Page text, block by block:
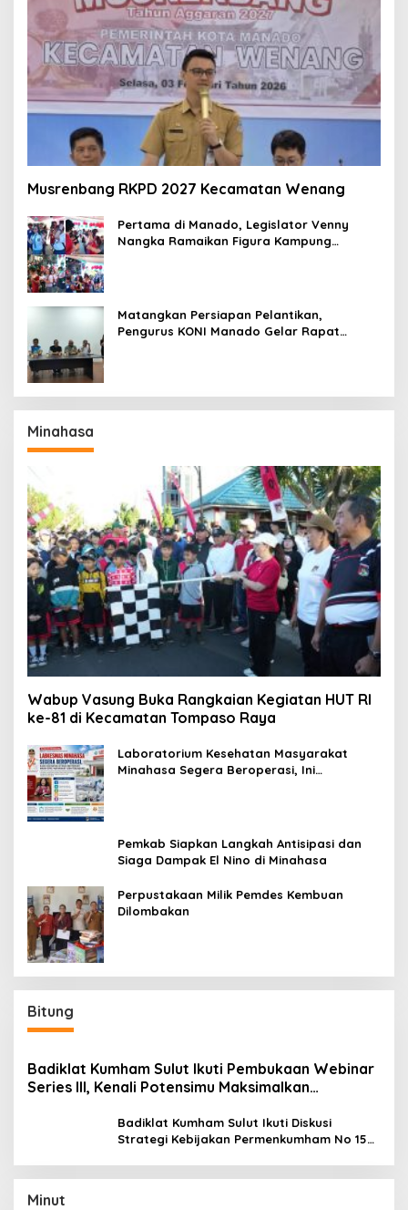
Musrenbang RKPD 2027 Kecamatan Wenang
Pertama di Manado, Legislator Venny
Nangka Ramaikan Figura Kampung
Matangkan Persiapan Pelantikan,
Pengurus KONI Manado Gelar Rapat
Minahasa
Wabup Vasung Buka Rangkaian Kegiatan HUT RI
ke-81 di Kecamatan Tompaso Raya
Laboratorium Kesehatan Masyarakat
Minahasa Segera Beroperasi, Ini
Pemkab Siapkan Langkah Antisipasi dan
Siaga Dampak El Nino di Minahasa
Perpustakaan Milik Pemdes Kembuan
Dilombakan
Bitung
Badiklat Kumham Sulut Ikuti Pembukaan Webinar
Series III, Kenali Potensimu Maksimalkan
Badiklat Kumham Sulut Ikuti Diskusi
Strategi Kebijakan Permenkumham No 15
Minut